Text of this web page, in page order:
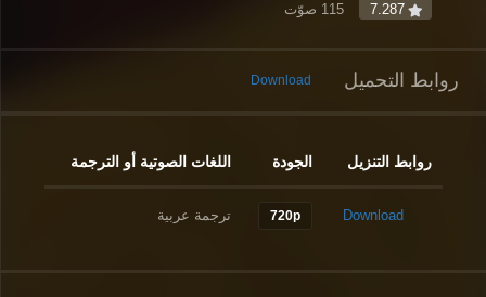
7.287
روابط التحميل Download
روابط التنزيل الجودة اللغات الصوتية أو الترجمة
Download
720p ترجمة عربية